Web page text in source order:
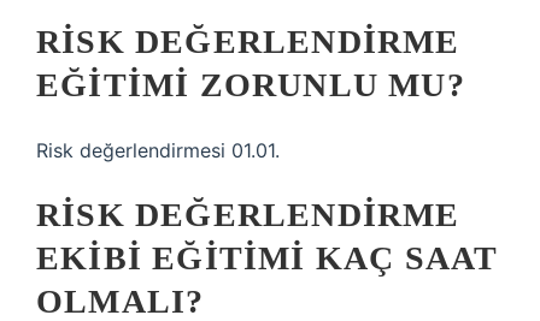
RISK DEĞERLENDIRME
EĞITIMI ZORUNLU MU?
Risk değerlendirmesi 01.01.
RISK DEĞERLENDIRME
EKIBI EĞITIMI KAÇ SAAT
OLMALI?